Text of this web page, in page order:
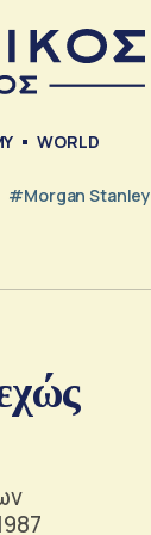
WORLD
#Morgan Stanley